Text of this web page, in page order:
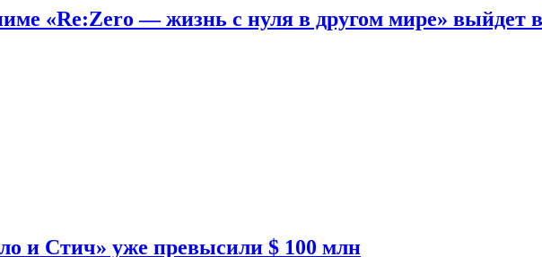
«Re:Zero — жизнь с нуля в другом мире» выйдет в
и Стич» уже превысили $ 100 млн